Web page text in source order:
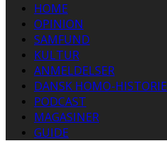
HOME
OPINION
SAMFUND
KULTUR
ANMELDELSER
DANSK HOMO-HISTORIE
PODCAST
MAGASINER
GUIDE